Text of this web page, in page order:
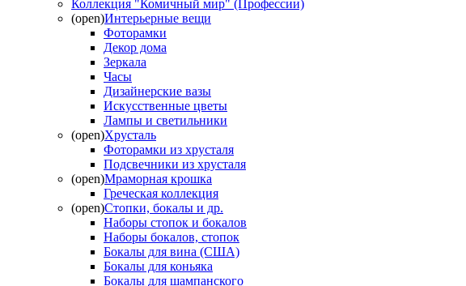
Коллекция "Комичный мир" (Профессии)
(open)Интерьерные вещи
Фоторамки
Декор дома
Зеркала
Часы
Дизайнерские вазы
Искусственные цветы
Лампы и светильники
(open)Хрусталь
Фоторамки из хрусталя
Подсвечники из хрусталя
(open)Мраморная крошка
Греческая коллекция
(open)Стопки, бокалы и др.
Наборы стопок и бокалов
Наборы бокалов, стопок
Бокалы для вина (США)
Бокалы для коньяка
Бокалы для шампанского